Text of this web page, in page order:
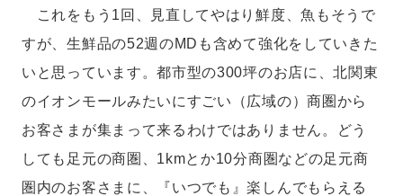
これをもう1回、見直してやはり鮮度、魚もそうで
すが、生鮮品の52週のMDも含めて強化をしていきた
いと思っています。都市型の300坪のお店に、北関東
のイオンモールみたいにすごい（広域の）商圏から
お客さまが集まって来るわけではありません。どう
しても足元の商圏、1kmとか10分商圏などの足元商
圏内のお客さまに、『いつでも』楽しんでもらえる